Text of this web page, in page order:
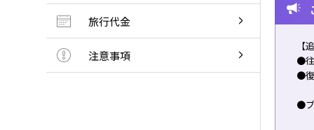
旅行代金
注意事項
【
●往
●復
●ブ